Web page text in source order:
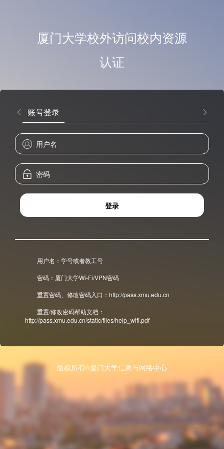
厦门大学校外访问校内资源
认证
账号登录
登录
用户名：学号或者教工号
密码：厦门大学Wi-Fi/VPN密码
重置密码、修改密码入口：http://pass.xmu.edu.cn
重置/修改密码帮助文档：
http://pass.xmu.edu.cn/static/files/help_wifi.pdf
版权所有©厦门大学信息与网络中心